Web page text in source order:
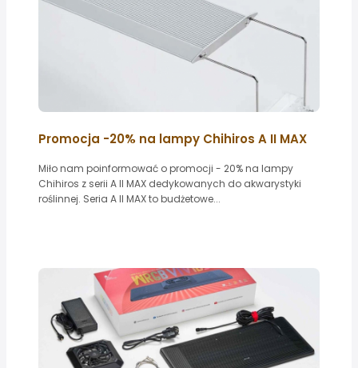
Promocja -20% na lampy Chihiros A II MAX
Miło nam poinformować o promocji - 20% na lampy
Chihiros z serii A II MAX dedykowanych do akwarystyki
roślinnej. Seria A II MAX to budżetowe...